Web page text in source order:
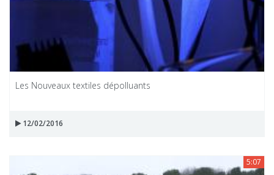
Les Nouveaux textiles dépolluants
12/02/2016
5:07